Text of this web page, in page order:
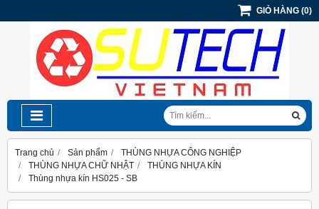
GIỎ HÀNG (0)
Trang chủ Sản phẩm
THÙNG NHỰA CÔNG NGHIỆP
THÙNG NHỰA CHỮ NHẬT
THÙNG NHỰA KÍN
Thùng nhựa kín HS025 - SB